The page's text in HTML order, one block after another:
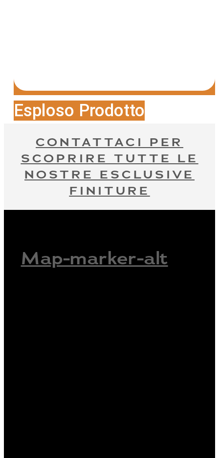
Esploso Prodotto
CONTATTACI PER
SCOPRIRE TUTTE LE
NOSTRE ESCLUSIVE
FINITURE
Map-marker-alt